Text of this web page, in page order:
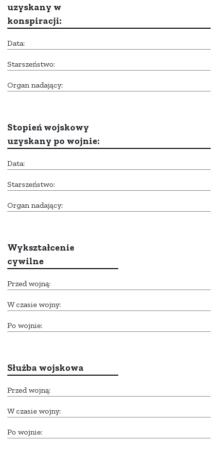
uzyskany w
konspiracji:
Data:
Starszeństwo:
Organ nadający:
Stopień wojskowy
uzyskany po wojnie:
Data:
Starszeństwo:
Organ nadający:
Wykształcenie
cywilne
Przed wojną:
W czasie wojny:
Po wojnie:
Służba wojskowa
Przed wojną:
W czasie wojny:
Po wojnie: